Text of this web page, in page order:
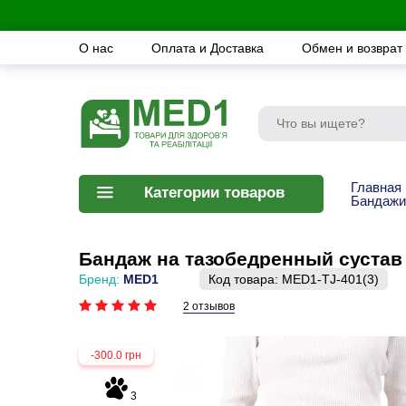
О нас Оплата и Доставка Обмен и возврат
Категории товаров
Главная
Бандаж на тазобедренный
Бренд: MED1 Код товара: MED1-TJ-401(3)
2 отзывов
-300.0 грн
3